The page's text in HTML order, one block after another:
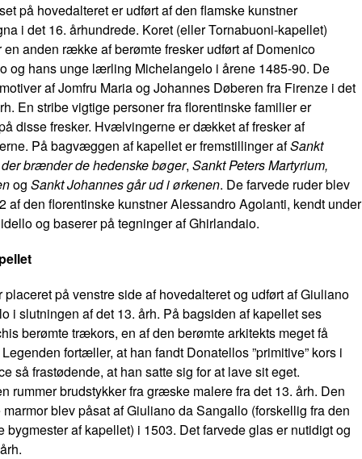
på hovedalteret er udført af den flamske kunstner
i det 16. århundrede. Koret (eller Tornabuoni-kapellet)
anden række af berømte fresker udført af Domenico
og hans unge lærling Michelangelo i årene 1485-90. De
af Jomfru Maria og Johannes Døberen fra Firenze i det
En stribe vigtige personer fra florentinske familier er
disse fresker. Hvælvingerne er dækket af fresker af
På bagvæggen af kapellet er fremstillinger afSankt
brænder de hedenske bøger, Sankt Peters Martyrium,
og Sankt Johannes går ud i ørkenen. De farvede ruder blev
af den florentinske kunstner Alessandro Agolanti, kendt under
og baserer på tegninger af Ghirlandaio.
placeret på venstre side af hovedalteret og udført af Giuliano
i slutningen af det 13. årh. På bagsiden af kapellet ses
berømte trækors, en af den berømte arkitekts meget få
fortæller, at han fandt Donatellos ”primitive” kors i
så frastødende, at han satte sig for at lave sit eget.
rummer brudstykker fra græske malere fra det 13. årh. Den
blev påsat af Giuliano da Sangallo (forskellig fra den
bygmester af kapellet) i 1503. Det farvede glas er nutidigt og